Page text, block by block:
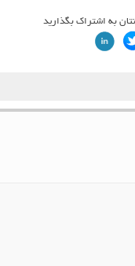
به اشتراک بگذارید